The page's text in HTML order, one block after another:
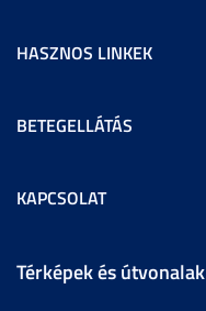
HASZNOS LINKEK
BETEGELLÁTÁS
KAPCSOLAT
Térképek és útvonalak